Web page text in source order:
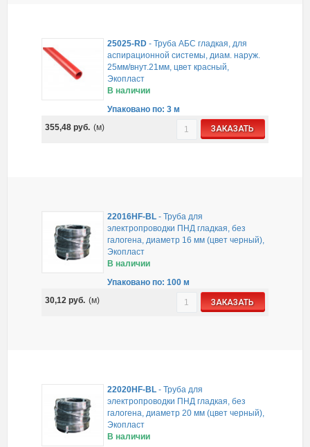
25025-RD -Труба АБС гладкая, для
аспирационной системы, диам. наруж.
25мм/внут.21мм, цвет красный,
Экопласт
В наличии
Упаковано по: 3 м
355,48руб. (м) ЗАКАЗАТЬ
22016HF-BL -Труба для
электропроводки ПНД гладкая, без
галогена, диаметр 16 мм (цвет черный),
Экопласт
В наличии
Упаковано по: 100 м
30,12руб. (м) ЗАКАЗАТЬ
22020HF-BL -Труба для
электропроводки ПНД гладкая, без
галогена, диаметр 20 мм (цвет черный),
Экопласт
В наличии